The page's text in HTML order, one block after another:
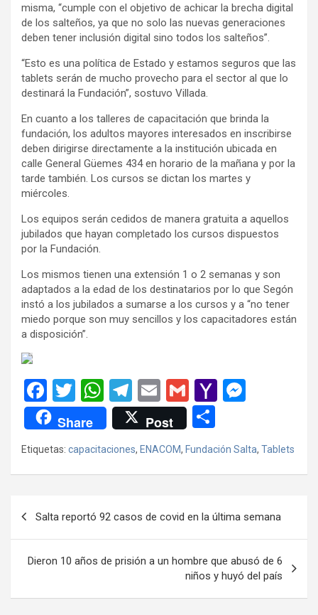
misma, “cumple con el objetivo de achicar la brecha digital
de los salteños, ya que no solo las nuevas generaciones
deben tener inclusión digital sino todos los salteños”.
“Esto es una política de Estado y estamos seguros que las
tablets serán de mucho provecho para el sector al que lo
destinará la Fundación”, sostuvo Villada.
En cuanto a los talleres de capacitación que brinda la
fundación, los adultos mayores interesados en inscribirse
deben dirigirse directamente a la institución ubicada en
calle General Güemes 434 en horario de la mañana y por la
tarde también. Los cursos se dictan los martes y
miércoles.
Los equipos serán cedidos de manera gratuita a aquellos
jubilados que hayan completado los cursos dispuestos
por la Fundación.
Los mismos tienen una extensión 1 o 2 semanas y son
adaptados a la edad de los destinatarios por lo que Segón
instó a los jubilados a sumarse a los cursos y a “no tener
miedo porque son muy sencillos y los capacitadores están
a disposición”.
F
a
ce
b
o
k
T
wi
tt
er
W
h
at
s
A
p
T
el
e
gr
a
E
m
ail
G
m
ail
Y
o
o
ail
n
g
Share Post
o
m
ar
Etiquetas: capacitaciones, ENACOM, Fundación Salta, Tablets
entradas
Salta reportó 92 casos de covid en la última semana
Dieron 10 años de prisión a un hombre que abusó de 6
niños y huyó del país